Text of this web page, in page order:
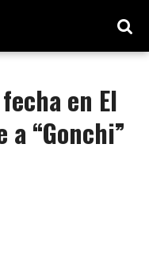
en El
“Gonchi”